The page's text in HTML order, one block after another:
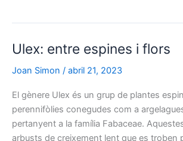
obscura
Ulex: entre espines i flors
Joan Simon / abril 21, 2023
El gènere Ulex és un grup de plantes
perennifòlies conegudes com a
pertanyent a la família Fabaceae.
arbusts de creixement lent que es troben